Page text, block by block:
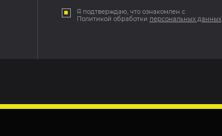
Я подтверждаю, что ознакомлен с
Политикой обработки персональных данных